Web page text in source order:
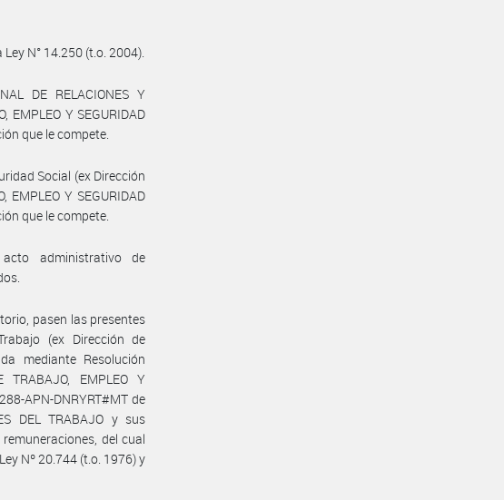
N° 14.250 (t.o. 2004).
DE RELACIONES Y
EMPLEO Y SEGURIDAD
que le compete.
Social (ex Dirección
EMPLEO Y SEGURIDAD
que le compete.
administrativo de
pasen las presentes
(ex Dirección de
mediante Resolución
TRABAJO, EMPLEO Y
APN-DNRYRT#MT de
DEL TRABAJO y sus
del cual
Nº 20.744 (t.o. 1976) y